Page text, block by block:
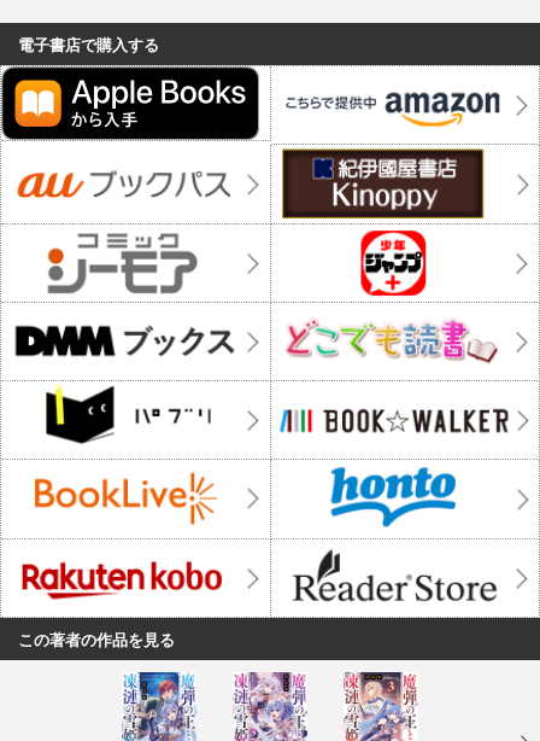
電子書店で購入する
この著者の作品を見る